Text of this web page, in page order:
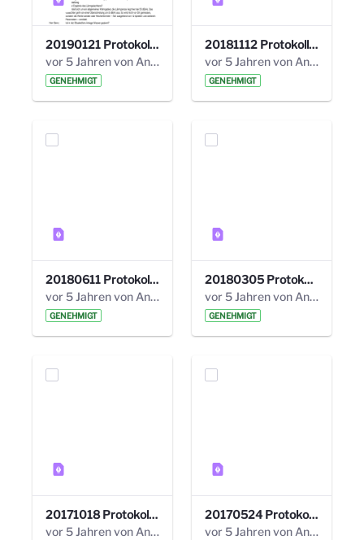
20190121 Protokoll 25. Steuerungskreis.pdf
vor 5 Jahren von Anni Schlumberger
GENEHMIGT
20181112 Protokoll 24. Steuerungskreis.pdf
vor 5 Jahren von Anni Schlumberger
GENEHMIGT
20180611 Protokoll 23. Steuerungskreis.pdf
vor 5 Jahren von Anni Schlumberger
GENEHMIGT
20180305 Protokoll 22. Steuerungskreis.pdf
vor 5 Jahren von Anni Schlumberger
GENEHMIGT
20171018 Protokoll 21. Steuerungskreis.pdf
vor 5 Jahren von Anni Schlumberger
20170524 Protokoll 20. Steuerungskreis.pdf
vor 5 Jahren von Anni Schlumberger